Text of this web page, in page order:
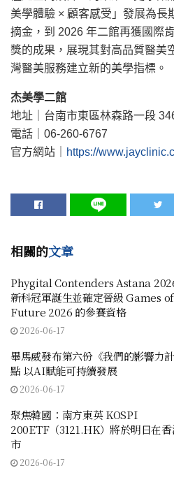
美學體驗 × 顧客感受」發展為長
摘金，到 2026 年二館再獲國際
獎的成果，展現其對高品質醫美
灣醫美服務建立新的美學指標。
杰美學二館
地址｜台南市東區林森路一段
電話｜06-260-6767
官方網站｜
https://
相關的文章
Phygital Contenders Astana
新科冠軍誕生並確定晉級 Games
Future 2026 的參賽資格
2026-06-17
畢馬威發布第六份《我們的影響力
點 以AI賦能可持續發展
2026-06-17
聚焦韓國：南方東英 KOSPI
200ETF（3121.HK）將於明日在
市
2026-06-17